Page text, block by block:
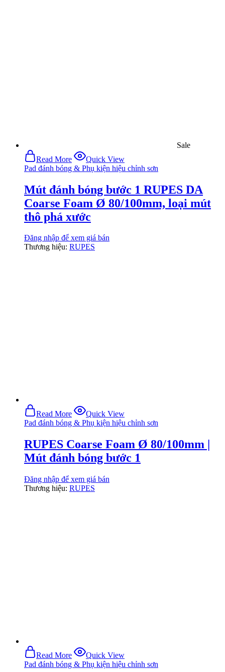
Sale
Read More
Quick View
Pad đánh bóng & Phụ kiện hiệu chỉnh sơn
Mút đánh bóng bước 1 RUPES DA
Coarse Foam Ø 80/100mm, loại mút
thô phá xước
Đăng nhập để xem giá bán
Thương hiệu: RUPES
Read More
Quick View
Pad đánh bóng & Phụ kiện hiệu chỉnh sơn
RUPES Coarse Foam Ø 80/100mm |
Mút đánh bóng bước 1
Đăng nhập để xem giá bán
Thương hiệu: RUPES
Read More
Quick View
Pad đánh bóng & Phụ kiện hiệu chỉnh sơn